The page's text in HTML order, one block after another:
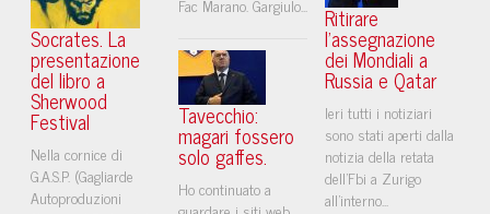
Socrates. La
presentazione
del libro a
Sherwood
Festival
Nella cornice di
G.A.S.P. (Gagliarde
Autoproduzioni
Tavecchio:
magari fossero
solo gaffes.
Ho continuato a
Ritirare
l'assegnazione
dei Mondiali a
Russia e Qatar
Ieri tutti i notiziari
sono stati aperti dalla
notizia della retata
dell'Fbi a Zurigo
all'interno...